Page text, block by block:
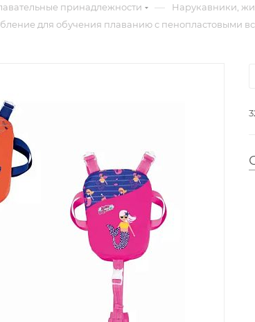
принадлежности — Нарукавники,
для обучения плаванию с пенопластовыми